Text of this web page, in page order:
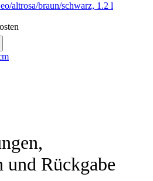
altrosa/braun/schwarz, 1.2 l
und Rückgabe